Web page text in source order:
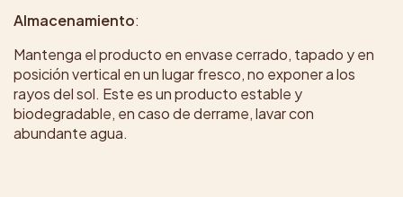
Almacenamiento:
Mantenga el producto en envase cerrado, tapado y en
posición vertical en un lugar fresco, no exponer a los
rayos del sol. Este es un producto estable y
biodegradable, en caso de derrame, lavar con
abundante agua.